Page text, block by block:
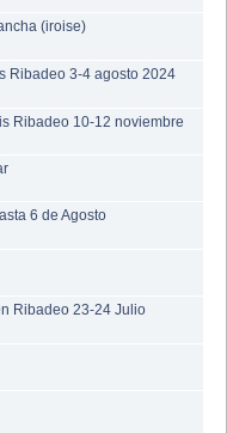
(iroise)
Ribadeo 3-4 agosto 2024
Ribadeo 10-12 noviembre
6 de Agosto
Ribadeo 23-24 Julio